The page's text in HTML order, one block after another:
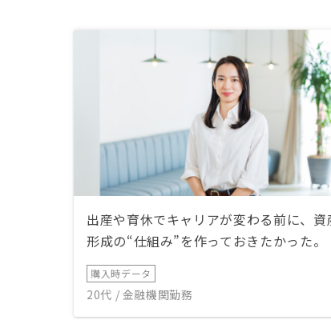
出産や育休でキャリアが変わる前に、資
形成の“仕組み”を作っておきたかった。
購入時データ
20代 / 金融機関勤務